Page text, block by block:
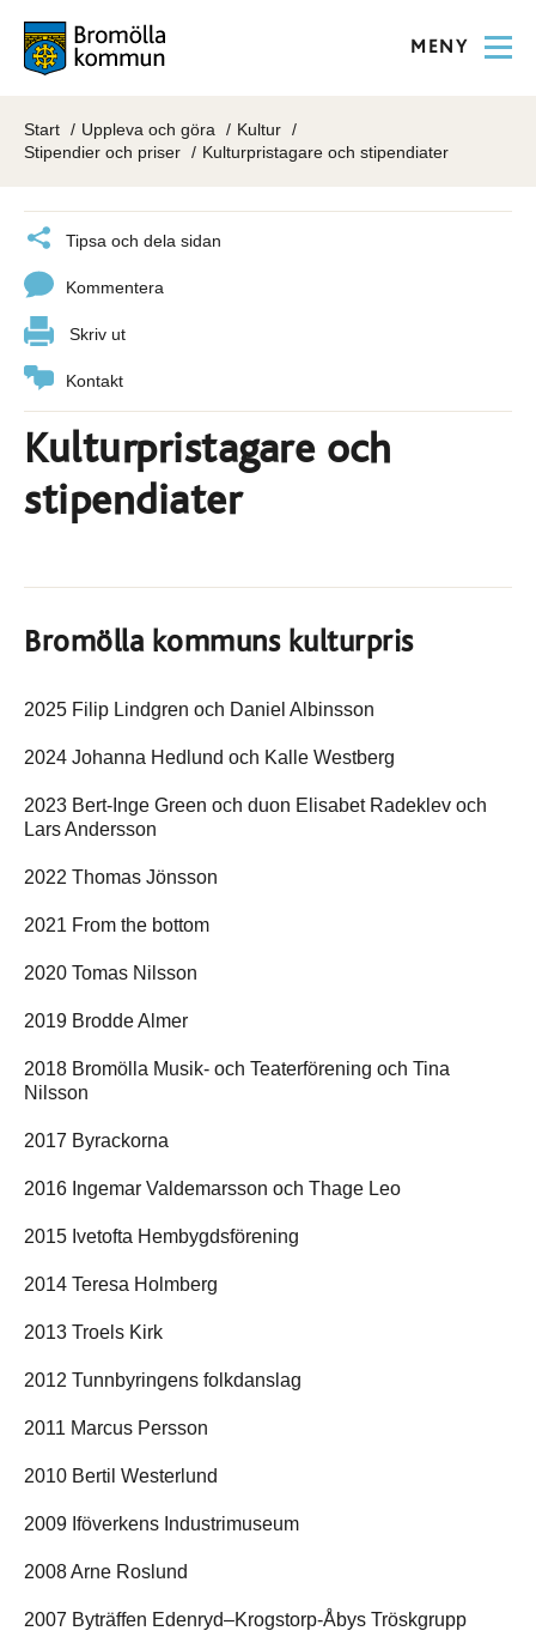
MENY
Start Uppleva och göra
Kultur
Stipendier och priser
Kulturpristagare och stipendiater
Tipsa och dela sidan
Kommentera
Skriv ut
Kontakt
Kulturpristagare och
stipendiater
Bromölla kommuns kulturpris
2025 Filip Lindgren och Daniel Albinsson
2024 Johanna Hedlund och Kalle Westberg
2023 Bert-Inge Green och duon Elisabet Radeklev och
Lars Andersson
2022 Thomas Jönsson
2021 From the bottom
2020 Tomas Nilsson
2019 Brodde Almer
2018 Bromölla Musik- och Teaterförening och Tina
Nilsson
2017 Byrackorna
2016 Ingemar Valdemarsson och Thage Leo
2015 Ivetofta Hembygdsförening
2014 Teresa Holmberg
2013 Troels Kirk
2012 Tunnbyringens folkdanslag
2011 Marcus Persson
2010 Bertil Westerlund
2009 Iföverkens Industrimuseum
2008 Arne Roslund
2007 Byträffen Edenryd–Krogstorp-Åbys Tröskgrupp